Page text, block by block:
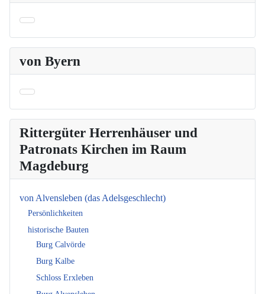
von Byern
Rittergüter Herrenhäuser und
Patronats Kirchen im Raum
Magdeburg
von Alvensleben (das Adelsgeschlecht)
Persönlichkeiten
historische Bauten
Burg Calvörde
Burg Kalbe
Schloss Erxleben